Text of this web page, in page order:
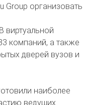
Group организовать
виртуальной
компаний, а также
дверей вузов и
наиболее
ведущих